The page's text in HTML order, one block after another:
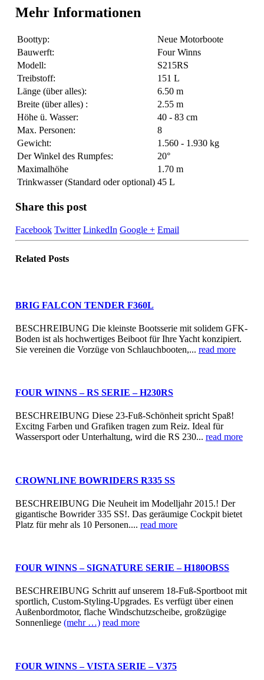
Mehr Informationen
Boottyp:
Neue Motorboote
Bauwerft:
Four Winns
Modell:
S215RS
Treibstoff:
151 L
Länge (über alles):
6.50 m
Breite (über alles) :
2.55 m
Höhe ü. Wasser:
40 - 83 cm
Max. Personen:
8
Gewicht:
1.560 - 1.930 kg
Der Winkel des Rumpfes:
20°
Maximalhöhe
1.70 m
Trinkwasser (Standard oder optional) 45 L
Share this post
Facebook Twitter LinkedIn Google + Email
Related Posts
BRIG FALCON TENDER F360L
BESCHREIBUNG Die kleinste Bootsserie mit solidem GFK-
Boden ist als hochwertiges Beiboot für Ihre Yacht konzipiert.
Sie vereinen die Vorzüge von Schlauchbooten,... read more
FOUR WINNS – RS SERIE – H230RS
BESCHREIBUNG Diese 23-Fuß-Schönheit spricht Spaß!
Excitng Farben und Grafiken tragen zum Reiz. Ideal für
Wassersport oder Unterhaltung, wird die RS 230... read more
CROWNLINE BOWRIDERS R335 SS
BESCHREIBUNG Die Neuheit im Modelljahr 2015.! Der
gigantische Bowrider 335 SS!. Das geräumige Cockpit bietet
Platz für mehr als 10 Personen.... read more
FOUR WINNS – SIGNATURE SERIE – H180OBSS
BESCHREIBUNG Schritt auf unserem 18-Fuß-Sportboot mit
sportlich, Custom-Styling-Upgrades. Es verfügt über einen
Außenbordmotor, flache Windschutzscheibe, großzügige
Sonnenliege (mehr …) read more
FOUR WINNS – VISTA SERIE – V375